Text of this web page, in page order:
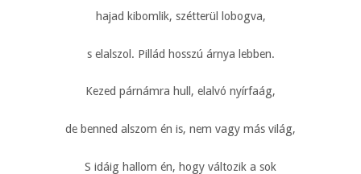
hajad kibomlik, szétterül lobogva,
s elalszol. Pillád hosszú árnya lebben.
Kezed párnámra hull, elalvó nyírfaág,
de benned alszom én is, nem vagy más világ,
S idáig hallom én, hogy változik a sok